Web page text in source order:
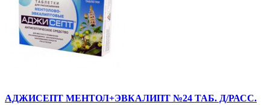
АДЖИСЕПТ МЕНТОЛ+ЭВКАЛИПТ №24 ТАБ. Д/РАСС.